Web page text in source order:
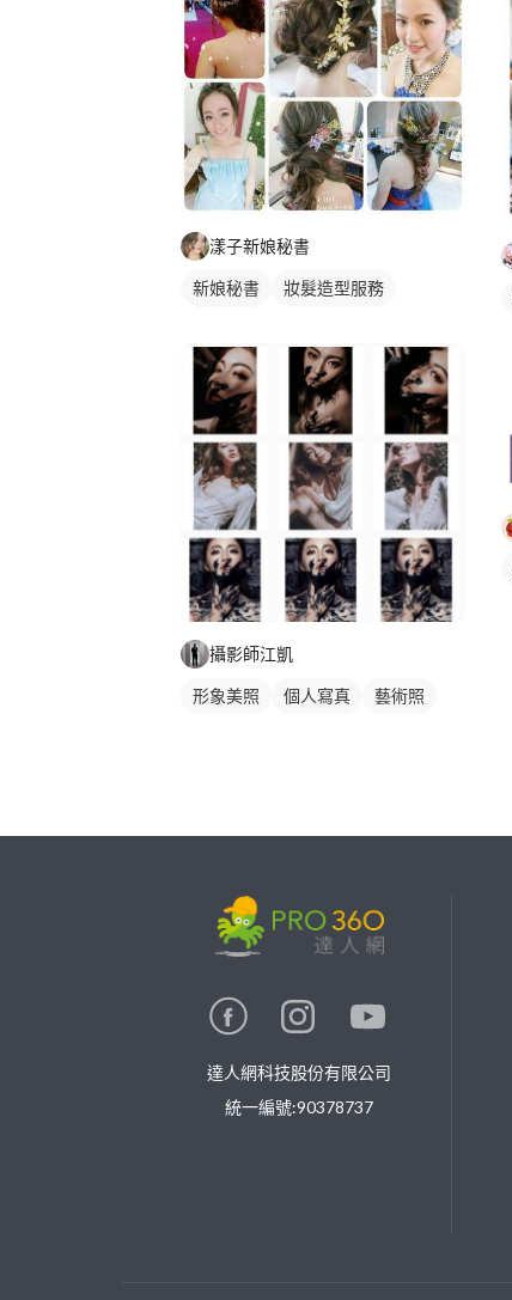
漾子新娘秘書
新娘秘書
妝髮造型服務
攝影師江凱
形象美照 個人寫真 藝術照
達人網科技股份有限公司
統一編號:90378737